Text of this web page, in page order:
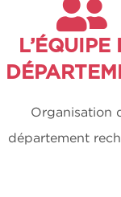
L’ÉQUIPE
Organisation
département